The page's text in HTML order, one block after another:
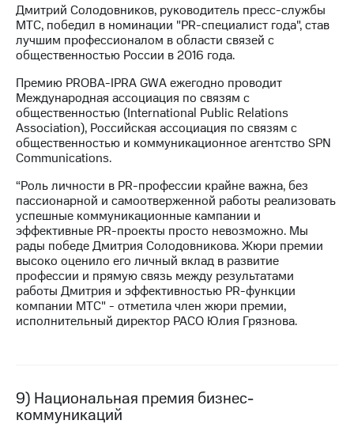
Дмитрий Солодовников, руководитель пресс-службы
МТС, победил в номинации "PR-специалист года", став
лучшим профессионалом в области связей с
общественностью России в 2016 года.
Премию PROBA-IPRA GWA ежегодно проводит
Международная ассоциация по связям с
общественностью (International Public Relations
Association), Российская ассоциация по связям с
общественностью и коммуникационное агентство SPN
Communications.
“Роль личности в PR-профессии крайне важна, без
пассионарной и самоотверженной работы реализовать
успешные коммуникационные кампании и
эффективные PR-проекты просто невозможно. Мы
рады победе Дмитрия Солодовникова. Жюри премии
высоко оценило его личный вклад в развитие
профессии и прямую связь между результатами
работы Дмитрия и эффективностью PR-функции
компании МТС" - отметила член жюри премии,
исполнительный директор РАСО Юлия Грязнова.
9) Национальная премия бизнес-
коммуникаций